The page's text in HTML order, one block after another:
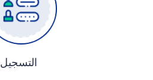
التسجيل